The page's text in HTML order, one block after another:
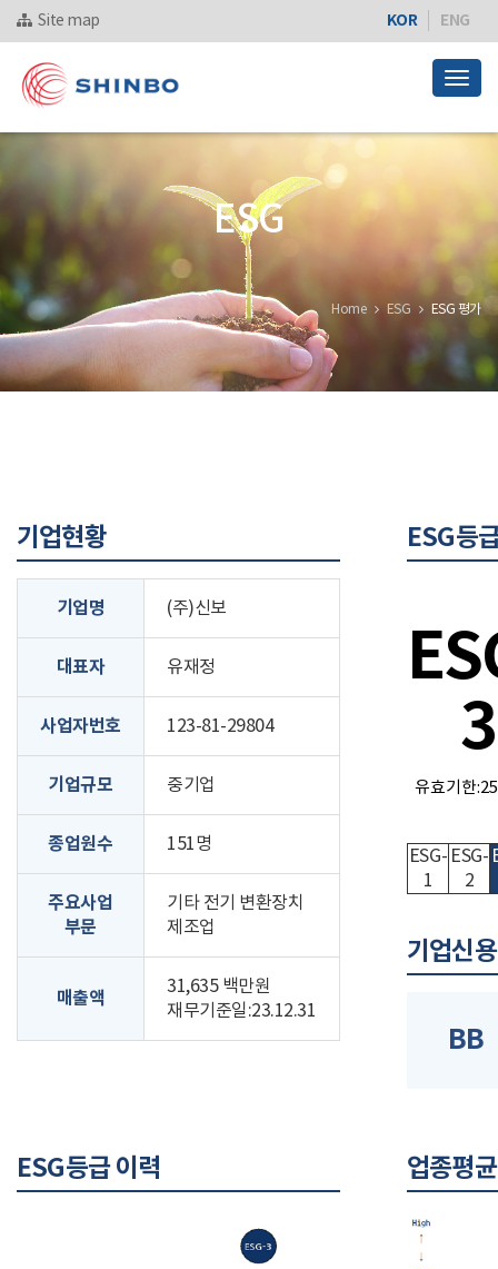
Site map KOR ENG
ESG
Home ESG ESG 평가
기업현황
기업명 (주)신보
대표자 유재정
사업자번호 123-81-29804
기업규모 중기업
종업원수 151명
주요사업
부문
기타 전기 변환장치
제조업
매출액
31,635 백만원
재무기준일:23.12.31
ESG등
3
유효기한
ESG-
1
ESG-
2
기업신
BB
ESG등급 이력 업종평